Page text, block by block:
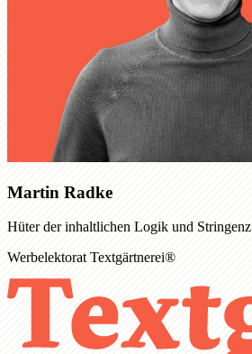
Martin Radke
Hüter der inhaltlichen Logik und Stringenz
Werbelektorat Textgärtnerei®